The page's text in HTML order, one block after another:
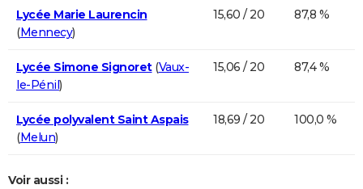
Lycée Marie Laurencin
(Mennecy)
15,60 / 20 87,8 %
Lycée Simone Signoret(Vaux-
le-Pénil)
15,06 / 20 87,4 %
Lycée polyvalent Saint Aspais
(Melun)
18,69 / 20 100,0 %
Voir aussi :